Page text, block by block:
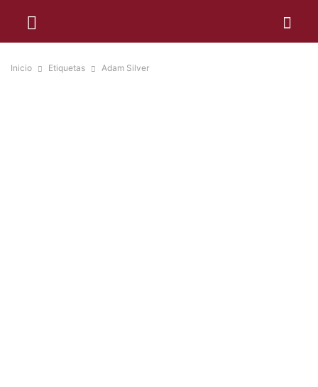
Inicio Etiquetas Adam Silver